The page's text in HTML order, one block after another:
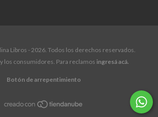
Libros - 2026. Todos los derechos reservados.
los consumidores. Para reclamos ingresá acá.
Botón de arrepentimiento